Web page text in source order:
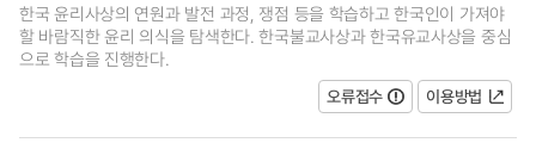
한국 윤리사상의 연원과 발전 과정, 쟁점 등을 학습하고 한국인이 가져야
할 바람직한 윤리 의식을 탐색한다. 한국불교사상과 한국유교사상을 중심
으로 학습을 진행한다.
오류접수
이용방법